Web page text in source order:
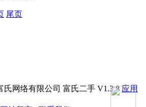
尾页
氏网络有限公司 富氏二手 V1.3.8 应用